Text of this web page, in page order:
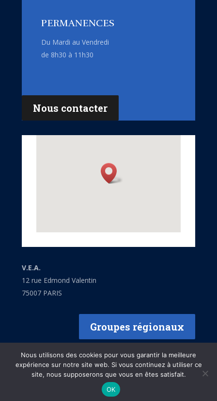
PERMANENCES
Du Mardi au Vendredi
de 8h30 à 11h30
Nous contacter
V.E.A.
12 rue Edmond Valentin
75007 PARIS
Groupes régionaux
Mentions légales
Nous utilisons des cookies pour vous garantir la meilleure
expérience sur notre site web. Si vous continuez à utiliser ce
site, nous supposerons que vous en êtes satisfait.
OK